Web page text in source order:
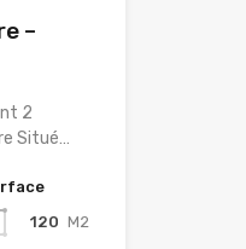
–
2
Situé…
120 M2